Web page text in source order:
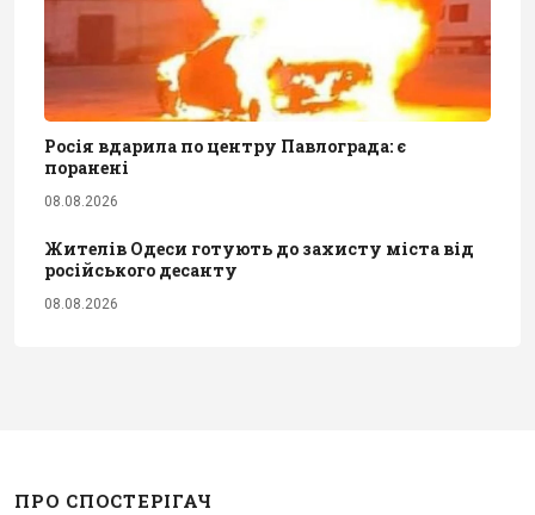
Росія вдарила по центру Павлограда: є
поранені
08.08.2026
Жителів Одеси готують до захисту міста від
російського десанту
08.08.2026
ПРО СПОСТЕРІГАЧ